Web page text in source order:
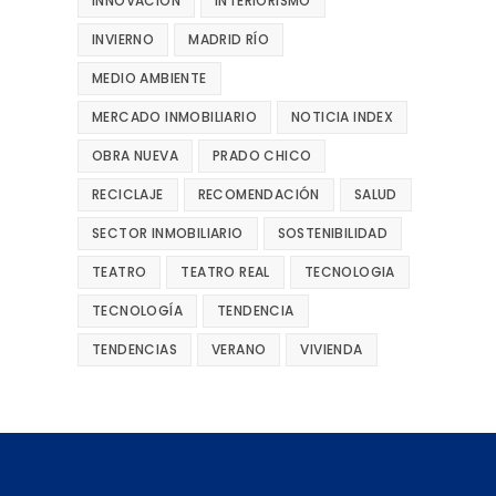
INVIERNO MADRID RÍO
MEDIO AMBIENTE
MERCADO INMOBILIARIO NOTICIA INDEX
OBRA NUEVA PRADO CHICO
RECICLAJE RECOMENDACIÓN SALUD
SECTOR INMOBILIARIO SOSTENIBILIDAD
TEATRO TEATRO REAL TECNOLOGIA
TECNOLOGÍA TENDENCIA
TENDENCIAS VERANO VIVIENDA